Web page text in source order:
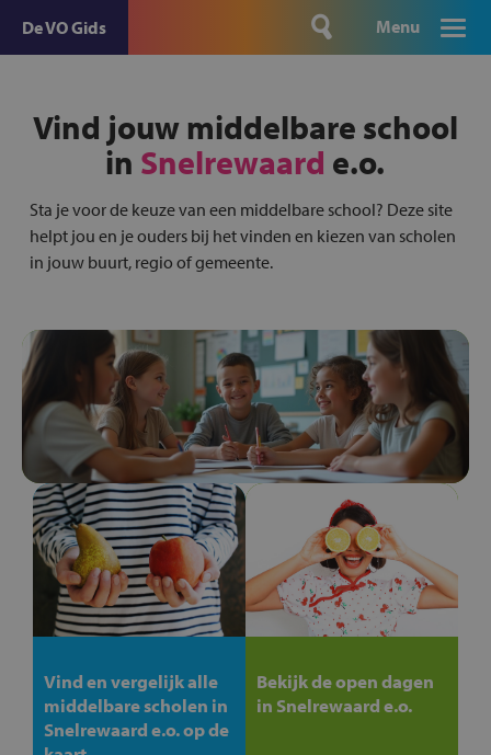
De VO Gids Menu
Vind jouw middelbare school
in Snelrewaard e.o.
Sta je voor de keuze van een middelbare school? Deze site
helpt jou en je ouders bij het vinden en kiezen van scholen
in jouw buurt, regio of gemeente.
Vind en vergelijk alle
middelbare scholen in
Snelrewaard e.o. op de
Bekijk de open dagen
in Snelrewaard e.o.